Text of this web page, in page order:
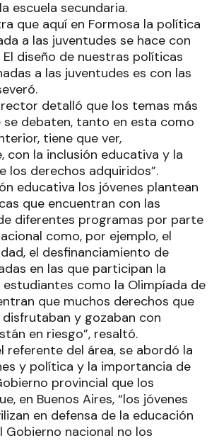
escuela secundaria.
que aquí en Formosa la política
a las juventudes se hace con
El diseño de nuestras políticas
a las juventudes es con las
detalló que los temas más
se debaten, tanto en esta como
tiene que ver,
con la inclusión educativa y la
los derechos adquiridos”.
educativa los jóvenes plantean
que encuentran con las
diferentes programas por parte
como, por ejemplo, el
el desfinanciamiento de
en las que participan la
como la Olimpíada de
que muchos derechos que
y gozaban con
en riesgo”, resaltó.
referente del área, se abordó la
y política y la importancia de
provincial que los
en Buenos Aires, “los jóvenes
en defensa de la educación
Gobierno nacional no los